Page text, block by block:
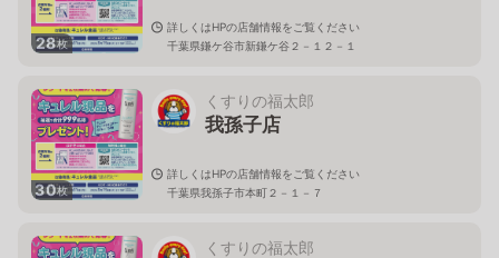
28枚
詳しくはHPの店舗情報をご覧ください
千葉県鎌ケ谷市新鎌ケ谷２－１２－１
30枚
くすりの福太郎
我孫子店
詳しくはHPの店舗情報をご覧ください
千葉県我孫子市本町２－１－７
くすりの福太郎